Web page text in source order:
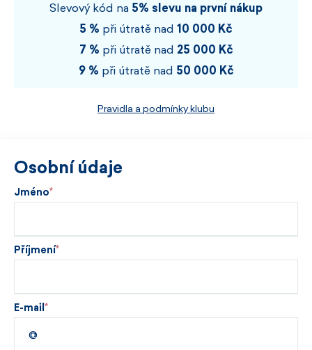
Slevový kód na 5% slevu na první nákup
5 % při útratě nad 10 000 Kč
7 % při útratě nad 25 000 Kč
9 % při útratě nad 50 000 Kč
Pravidla a podmínky klubu
Osobní údaje
Jméno
Příjmení
E-mail